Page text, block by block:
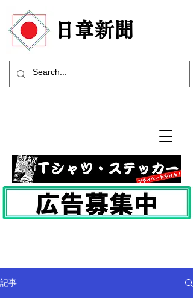
​日章新聞
記事